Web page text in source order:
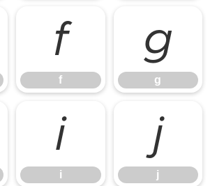
f
f
g
g
i
i
j
j